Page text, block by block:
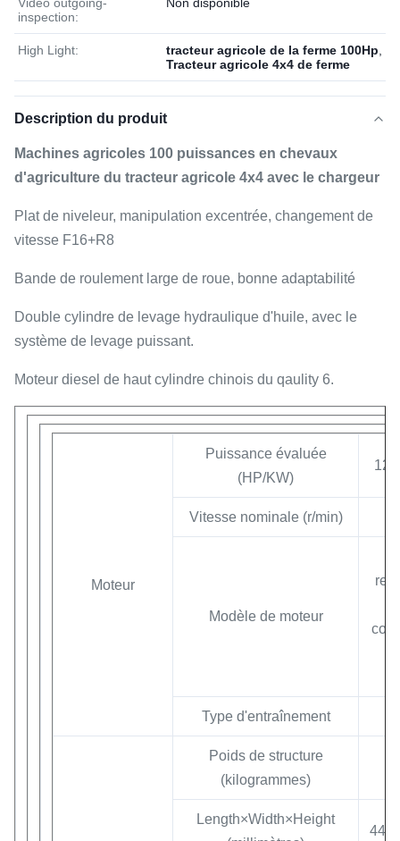
inspection:
High Light: tracteur agricole de la ferme 100Hp
Tracteur agricole 4x4 de ferme
Description du produit
Machines agricoles 100 puissances en chevaux
d'agriculture du tracteur agricole 4x4 avec le chargeur
Plat de niveleur, manipulation excentrée, changement de
vitesse F16+R8
Bande de roulement large de roue, bonne adaptabilité
Double cylindre de levage hydraulique d'huile, avec le
système de levage puissant.
Moteur diesel de haut cylindre chinois du qaulity 6.
Moteur
Puissance évaluée
(HP/KW)
Vitesse nominale (r/min)
Modèle de moteur
Type d'entraînement
Poids de structure
(kilogrammes)
Length×Width×Height